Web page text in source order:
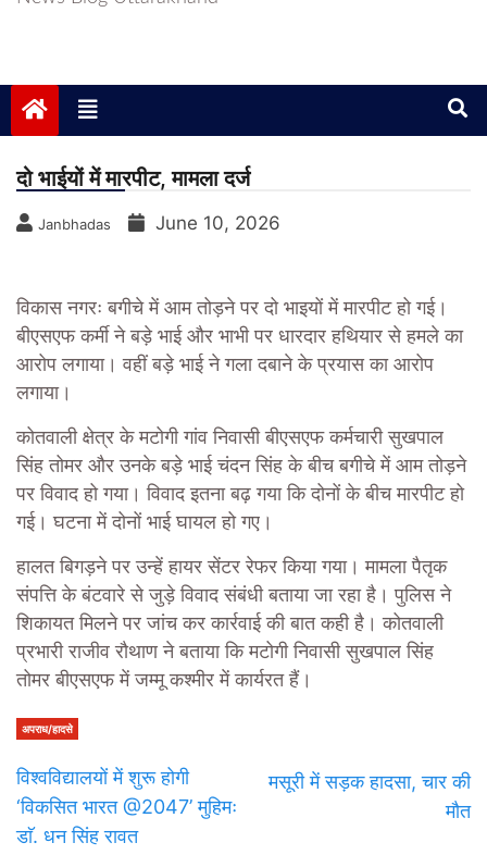
दो भाईयों में मारपीट, मामला दर्ज
Janbhadas June 10, 2026
विकास नगरः बगीचे में आम तोड़ने पर दो भाइयों में मारपीट हो गई।
बीएसएफ कर्मी ने बड़े भाई और भाभी पर धारदार हथियार से हमले का
आरोप लगाया। वहीं बड़े भाई ने गला दबाने के प्रयास का आरोप
लगाया।
कोतवाली क्षेत्र के मटोगी गांव निवासी बीएसएफ कर्मचारी सुखपाल
सिंह तोमर और उनके बड़े भाई चंदन सिंह के बीच बगीचे में आम तोड़ने
पर विवाद हो गया। विवाद इतना बढ़ गया कि दोनों के बीच मारपीट हो
गई। घटना में दोनों भाई घायल हो गए।
हालत बिगड़ने पर उन्हें हायर सेंटर रेफर किया गया। मामला पैतृक
संपत्ति के बंटवारे से जुड़े विवाद संबंधी बताया जा रहा है। पुलिस ने
शिकायत मिलने पर जांच कर कार्रवाई की बात कही है। कोतवाली
प्रभारी राजीव रौथाण ने बताया कि मटोगी निवासी सुखपाल सिंह
तोमर बीएसएफ में जम्मू कश्मीर में कार्यरत हैं।
अपराध/हादसे
विश्वविद्यालयों में शुरू होगी
‘विकसित भारत @2047’ मुहिमः
डाॅ. धन सिंह रावत
मसूरी में सड़क हादसा, चार की
मौत